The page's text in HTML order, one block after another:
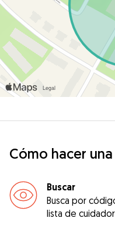
Cómo hacer
Buscar
Busca por
lista de